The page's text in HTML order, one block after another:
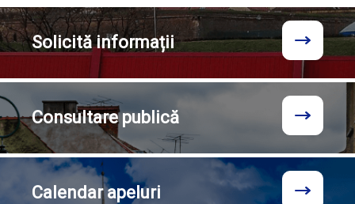
Solicităinformații
Consultarepublică
Calendarapeluri